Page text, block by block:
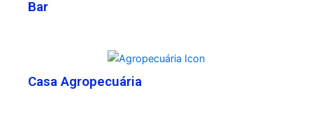
Bar
Casa Agropecuária